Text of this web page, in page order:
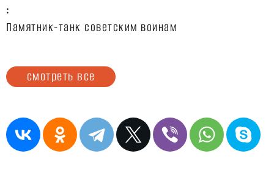
:
Памятник-танк советским воинам
смотреть все